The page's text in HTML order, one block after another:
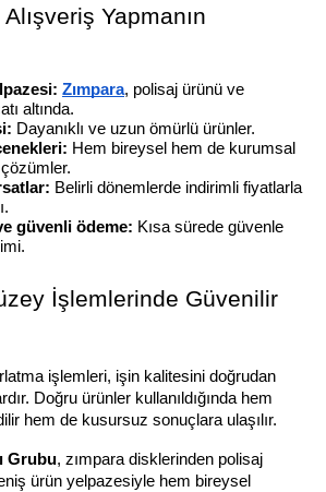
Yapmanın
Zımpara, polisaj ürünü ve
altında.
Dayanıklı ve uzun ömürlü ürünler.
Hem bireysel hem de kurumsal
Belirli dönemlerde indirimli fiyatlarla
güvenli ödeme: Kısa sürede güvenle
İşlemlerinde Güvenilir
işlemleri, işin kalitesini doğrudan
Doğru ürünler kullanıldığında hem
hem de kusursuz sonuçlara ulaşılır.
Grubu, zımpara disklerinden polisaj
ürün yelpazesiyle hem bireysel